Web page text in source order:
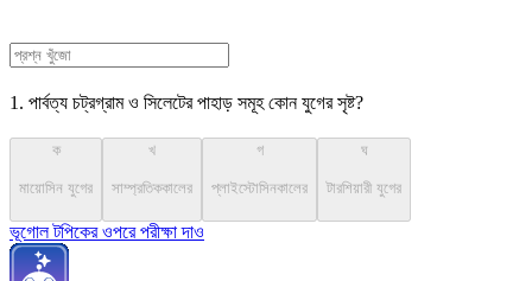
1. পার্বত্য চট্রগ্রাম ও সিলেটের পাহাড় সমূহ কোন যুগের সৃষ্ট?
ক
মায়োসিন যুগের
খ
সাম্প্রতিককালের
গ
প্লাইস্টোসিনকালের
ঘ
টারশিয়ারী যুগের
ভূগোল টপিকের ওপরে পরীক্ষা দাও